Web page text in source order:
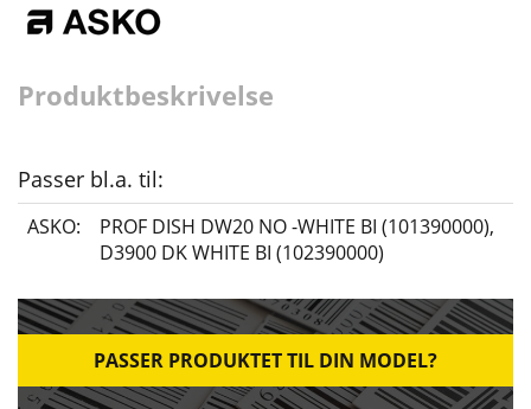
Produktbeskrivelse
Passer bl.a. til:
ASKO: PROF DISH DW20 NO -WHITE BI (101390000),
D3900 DK WHITE BI (102390000)
PASSER PRODUKTET TIL DIN MODEL?